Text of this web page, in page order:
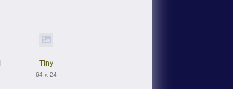
Tiny
64 x 24